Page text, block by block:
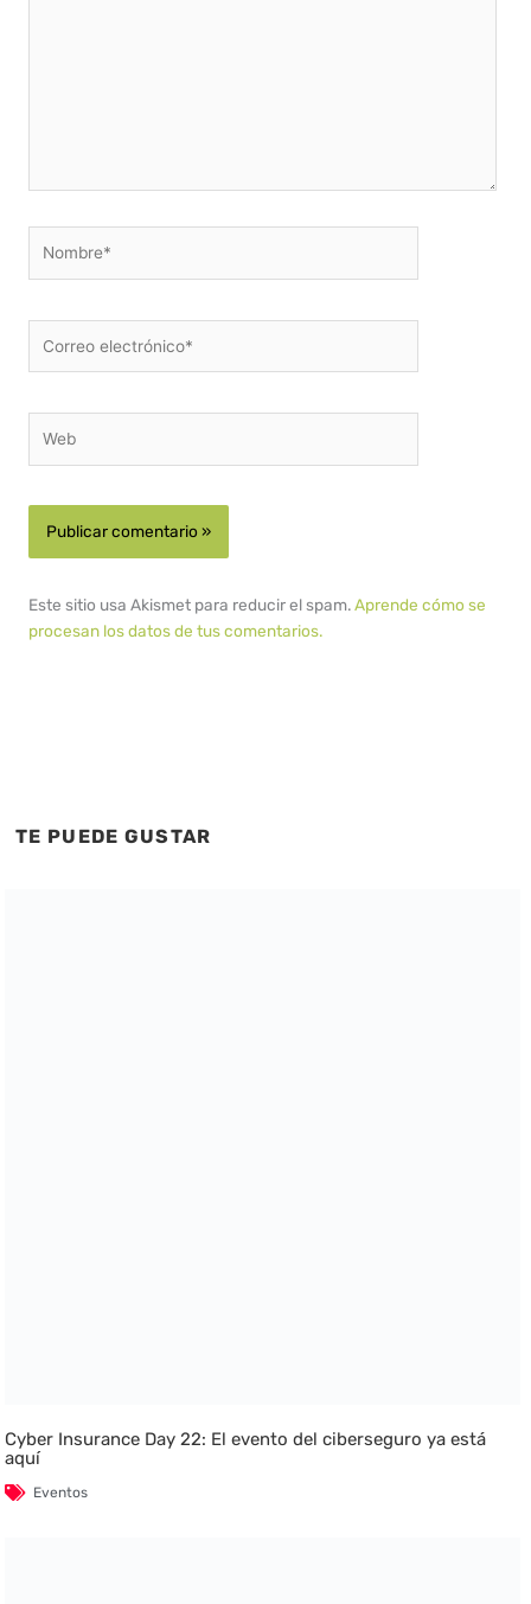
electrónico*
Este sitio usa Akismet para reducir el spam.Aprende cómo se
procesan los datos de tus comentarios.
TE PUEDE GUSTAR
Cyber Insurance Day 22: El evento del ciberseguro ya está
aquí
Eventos